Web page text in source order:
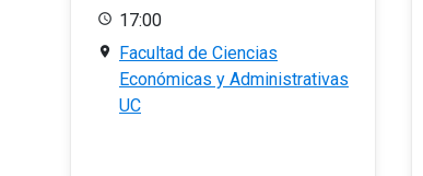
17:00
Facultad de Ciencias
Económicas y Administrativas
UC